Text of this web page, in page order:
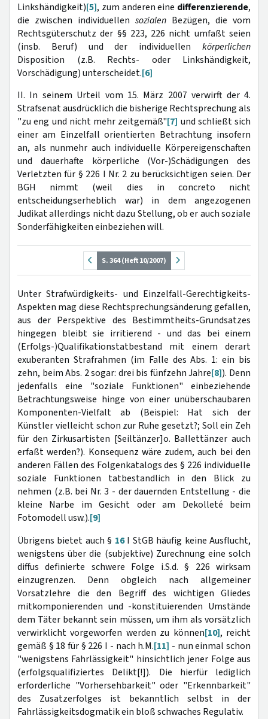
Linkshändigkeit)[5], zum anderen eine differenzierende,
die zwischen individuellen sozialen Bezügen, die vom
Rechtsgüterschutz der §§ 223, 226 nicht umfaßt seien
(insb. Beruf) und der individuellen körperlichen
Disposition (z.B. Rechts- oder Linkshändigkeit,
Vorschädigung) unterscheidet.[6]
II. In seinem Urteil vom 15. März 2007 verwirft der 4.
Strafsenat ausdrücklich die bisherige Rechtsprechung als
"zu eng und nicht mehr zeitgemäß"[7] und schließt sich
einer am Einzelfall orientierten Betrachtung insofern
an, als nunmehr auch individuelle Körpereigenschaften
und dauerhafte körperliche (Vor-)Schädigungen des
Verletzten für § 226 I Nr. 2 zu berücksichtigen seien. Der
BGH nimmt (weil dies in concreto nicht
entscheidungserheblich war) in dem angezogenen
Judikat allerdings nicht dazu Stellung, ob er auch soziale
Sonderfähigkeiten einbeziehen will.
S. 364 (Heft 10/2007)
Unter Strafwürdigkeits- und Einzelfall-Gerechtigkeits-
Aspekten mag diese Rechtsprechungsänderung gefallen,
aus der Perspektive des Bestimmtheits-Grundsatzes
hingegen bleibt sie irritierend - und das bei einem
(Erfolgs-)Qualifikationstatbestand mit einem derart
exuberanten Strafrahmen (im Falle des Abs. 1: ein bis
zehn, beim Abs. 2 sogar: drei bis fünfzehn Jahre[8]). Denn
jedenfalls eine "soziale Funktionen" einbeziehende
Betrachtungsweise hinge von einer unüberschaubaren
Komponenten-Vielfalt ab (Beispiel: Hat sich der
Künstler vielleicht schon zur Ruhe gesetzt?; Soll ein Zeh
für den Zirkusartisten [Seiltänzer]o. Ballettänzer auch
erfaßt werden?). Konsequenz wäre zudem, auch bei den
anderen Fällen des Folgenkatalogs des § 226 individuelle
soziale Funktionen tatbestandlich in den Blick zu
nehmen (z.B. bei Nr. 3 - der dauernden Entstellung - die
kleine Narbe im Gesicht oder am Dekolleté beim
Fotomodell usw.).[9]
Übrigens bietet auch § 16I StGB häufig keine Ausflucht,
wenigstens über die (subjektive) Zurechnung eine solch
diffus definierte schwere Folge i.S.d. § 226 wirksam
einzugrenzen. Denn obgleich nach allgemeiner
Vorsatzlehre die den Begriff des wichtigen Gliedes
mitkomponierenden und -konstituierenden Umstände
dem Täter bekannt sein müssen, um ihm als vorsätzlich
verwirklicht vorgeworfen werden zu können[10], reicht
gemäß § 18 für § 226 I - nach h.M.[11] - nun einmal schon
"wenigstens Fahrlässigkeit" hinsichtlich jener Folge aus
(erfolgsqualifiziertes Delikt[!]). Die hierfür lediglich
erforderliche "Vorhersehbarkeit" oder "Erkennbarkeit"
des Zusatzerfolges ist bekanntlich selbst in der
Fahrlässigkeitsdogmatik ein bloß schwaches Regulativ.